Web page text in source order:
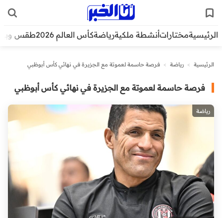
الرئيسيةمختاراتأنشطة ملكيةرياضةكأس العالم 2026 طقس
الرئيسية > رياضة > فرصة حاسمة لعموتة مع الجزيرة في نهائي كأس أبوظبي
فرصة حاسمة لعموتة مع الجزيرة في نهائي كأس أبوظبي
رياضة